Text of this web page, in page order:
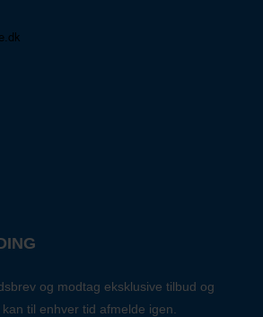
og modtag eksklusive tilbud og
til enhver tid afmelde igen.